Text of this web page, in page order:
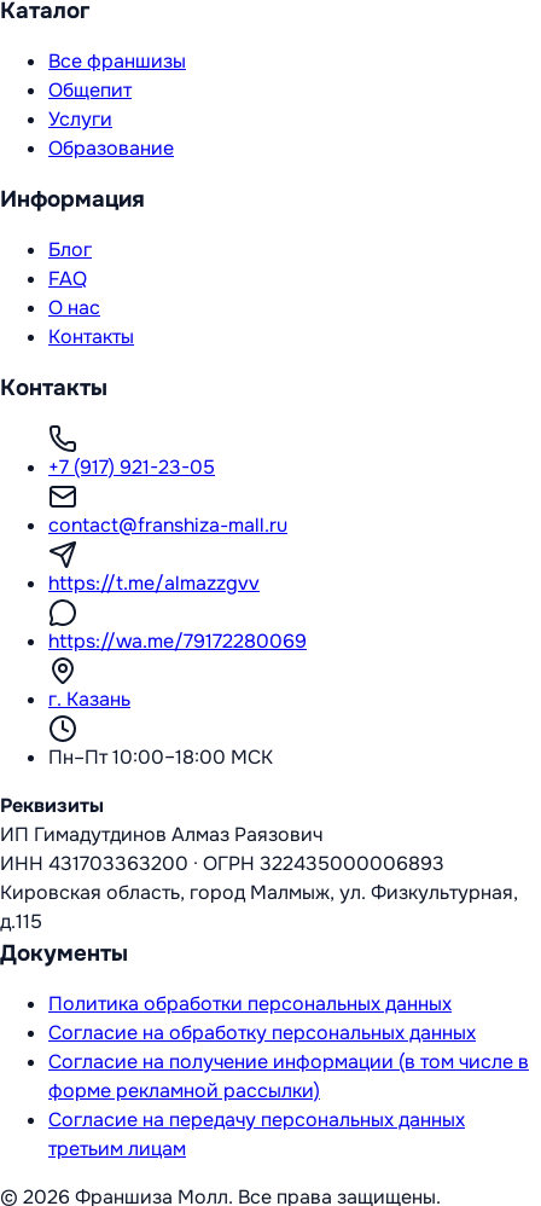
Каталог
Все франшизы
Общепит
Услуги
Образование
Информация
Блог
FAQ
О нас
Контакты
Контакты
+7 (917) 921-23-05
contact@franshiza-mall.ru
https://t.me/almazzgvv
https://wa.me/79172280069
г. Казань
Пн–Пт 10:00–18:00 МСК
Реквизиты
ИП Гимадутдинов Алмаз Раязович
ИНН 431703363200 · ОГРН 322435000006893
Кировская область, город Малмыж, ул. Физкультурная,
д.115
Документы
Политика обработки персональных данных
Согласие на обработку персональных данных
Согласие на получение информации (в том числе в
форме рекламной рассылки)
Согласие на передачу персональных данных
третьим лицам
© 2026 Франшиза Молл. Все права защищены.